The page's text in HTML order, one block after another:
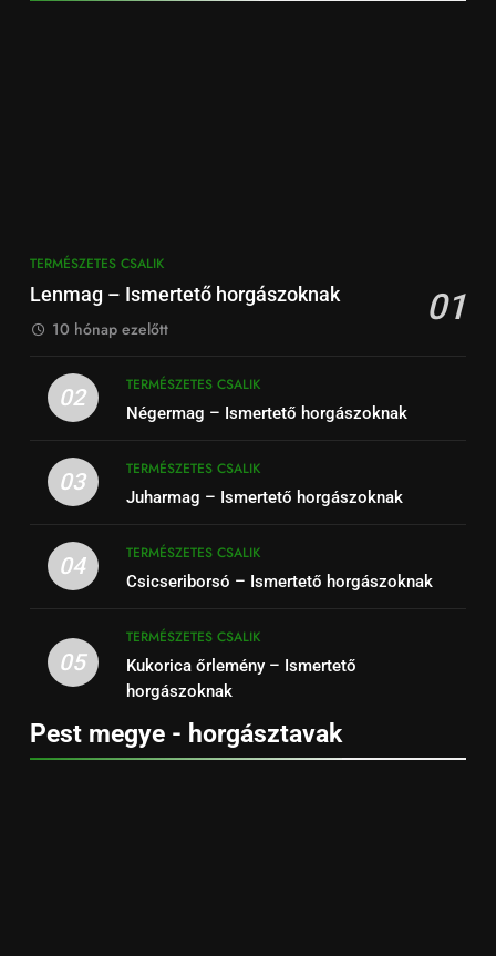
TERMÉSZETES CSALIK
Lenmag – Ismertető horgászoknak 01
10 hónap ezelőtt
02
TERMÉSZETES CSALIK
Négermag – Ismertető horgászoknak
03
TERMÉSZETES CSALIK
Juharmag – Ismertető horgászoknak
04
TERMÉSZETES CSALIK
Csicseriborsó – Ismertető horgászoknak
05
TERMÉSZETES CSALIK
Kukorica őrlemény – Ismertető
horgászoknak
Pest megye - horgásztavak